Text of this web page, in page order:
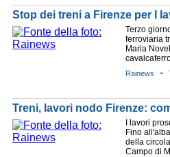
Stop dei treni a Firenze per I
Terzo
ferroviaria
Maria
Rainews -
Treni, lavori nodo Firenze:
I lavori
Fino
della
Campo di